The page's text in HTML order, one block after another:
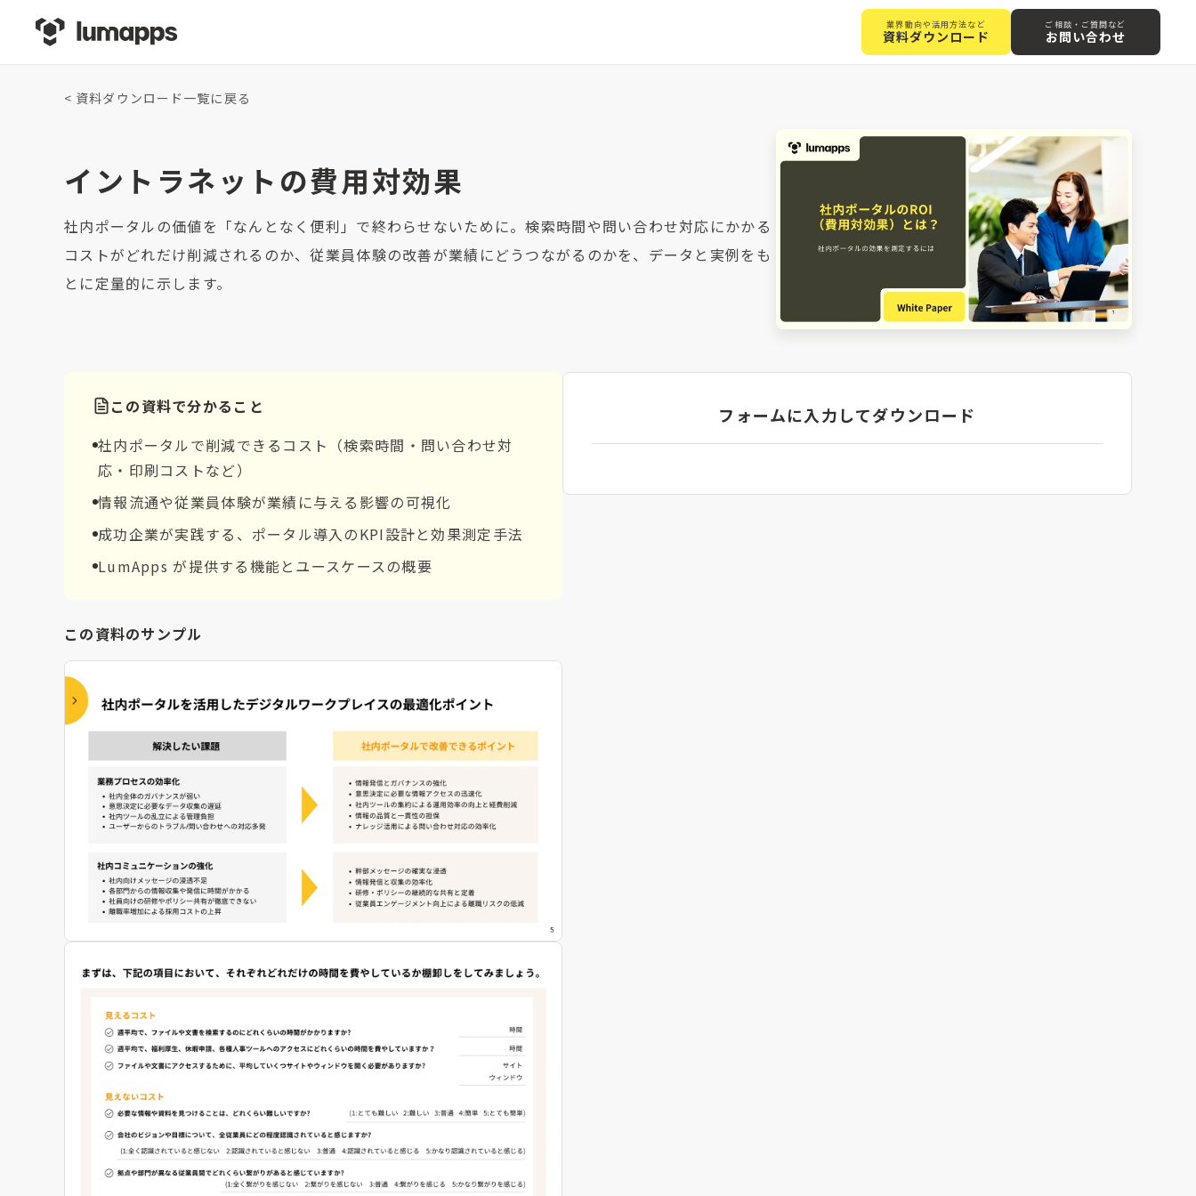
業界動向や活用方法など
資料ダウンロード
ご相談・ご質問など
お問い合わせ
< 資料ダウンロード一覧に戻る
イントラネットの費用対効果
社内ポータルの価値を「なんとなく便利」で終わらせないために。検索時間や問い合わせ対応にかかる
コストがどれだけ削減されるのか、従業員体験の改善が業績にどうつながるのかを、データと実例をも
とに定量的に示します。
この資料で分かること
社内ポータルで削減できるコスト（検索時間・問い合わせ対
応・印刷コストなど）
情報流通や従業員体験が業績に与える影響の可視化
成功企業が実践する、ポータル導入のKPI設計と効果測定手法
LumApps が提供する機能とユースケースの概要
この資料のサンプル
フォームに入力してダウンロード